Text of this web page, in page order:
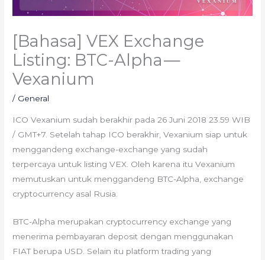
[Bahasa] VEX Exchange
Listing: BTC-Alpha —
Vexanium
/ General
ICO Vexanium sudah berakhir pada 26 Juni 2018 23.59 WIB
/ GMT+7. Setelah tahap ICO berakhir, Vexanium siap untuk
menggandeng exchange-exchange yang sudah
terpercaya untuk listing VEX. Oleh karena itu Vexanium
memutuskan untuk menggandeng BTC-Alpha, exchange
cryptocurrency asal Rusia.
BTC-Alpha merupakan cryptocurrency exchange yang
menerima pembayaran deposit dengan menggunakan
FIAT berupa USD. Selain itu platform trading yang